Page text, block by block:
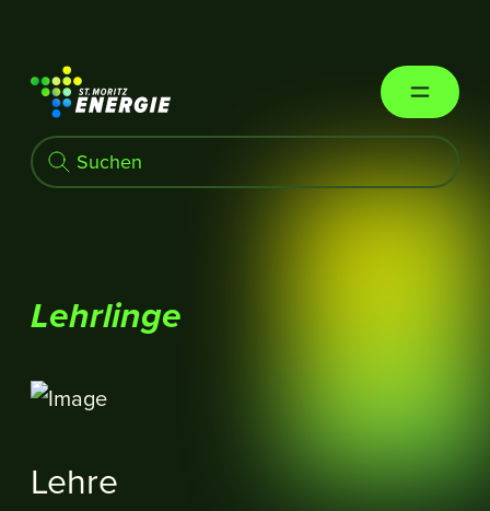
St. Moritz Energie
Lehrlinge
Lehre